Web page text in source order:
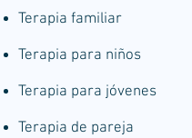
Terapia familiar
Terapia para niños
Terapia para jóvenes
Terapia de pareja